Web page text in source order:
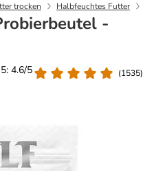
trocken Halbfeuchtes Futter
-
4.6/5
(1535)